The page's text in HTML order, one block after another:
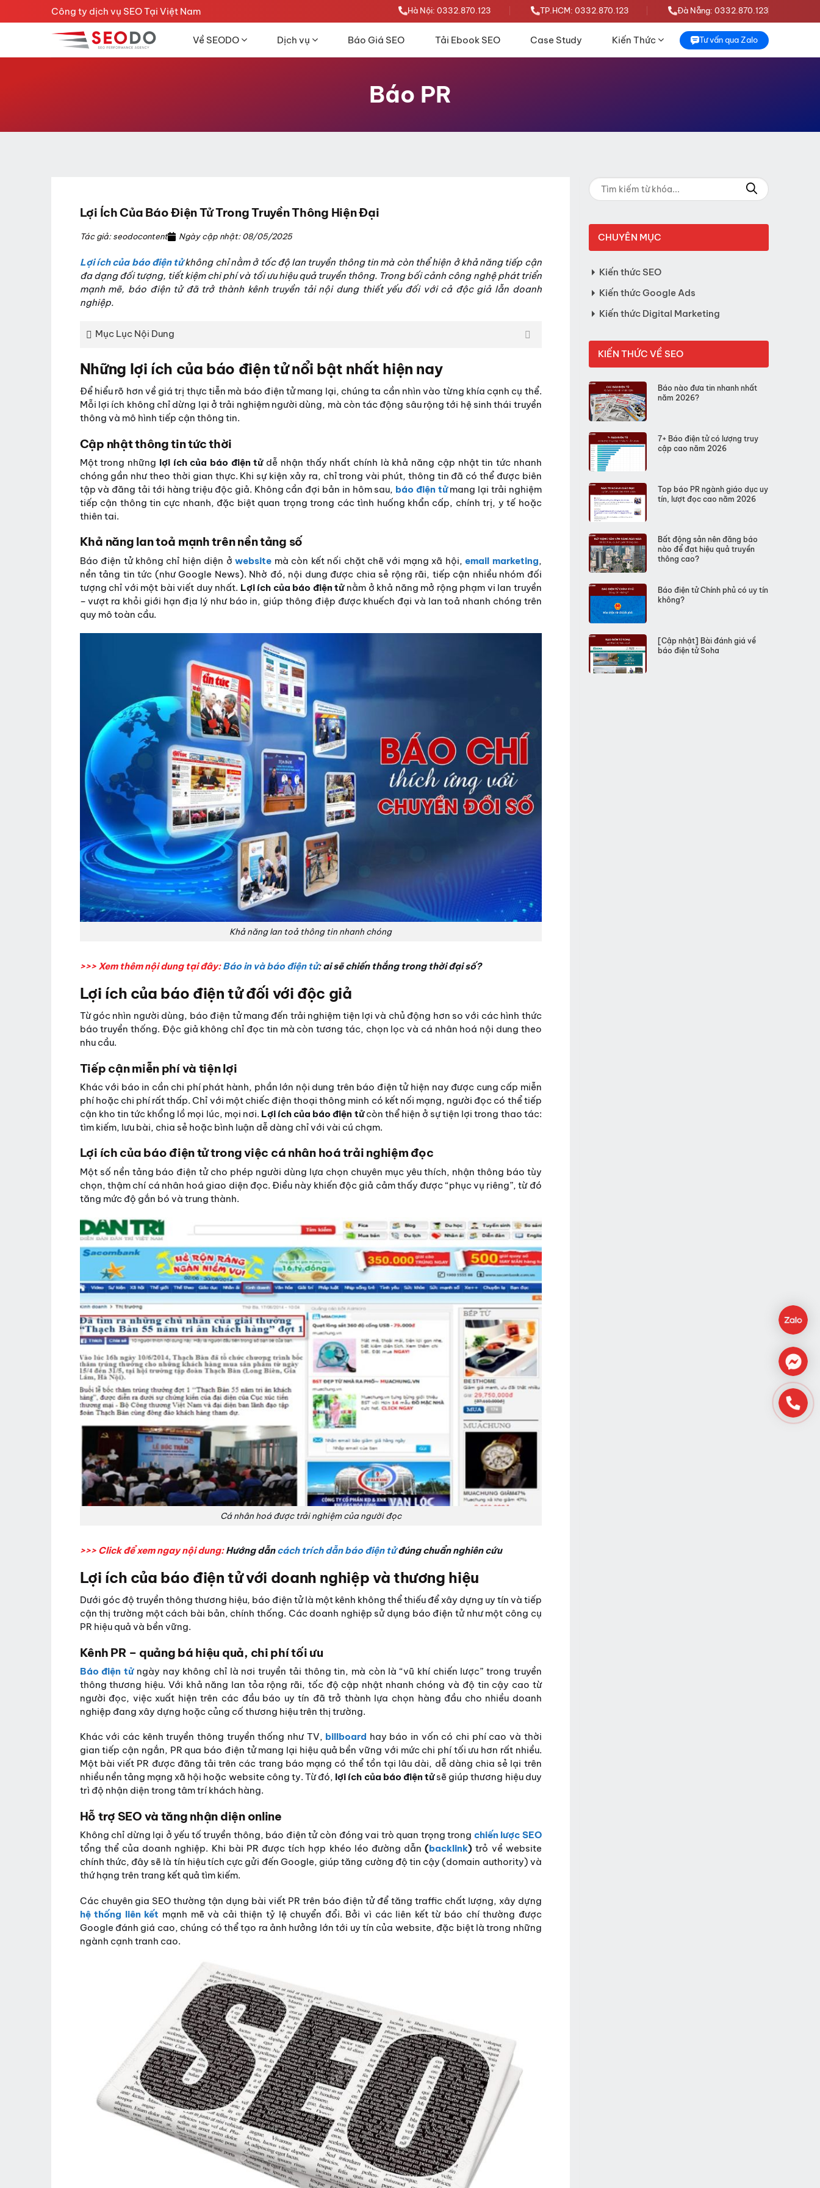
đến
Công ty dịch vụ SEO Tại Việt Nam Hà Nội: 0332.870.123 TP.HCM: 0332.870.123 Đà Nẵng: 0332.870.123
Về SEODO Dịch vụ Báo Giá SEO Tải Ebook SEO Case Study Kiến Thức Tư vấn qua Zalo
Báo PR
Lợi Ích Của Báo Điện Tử Trong Truyền Thông Hiện Đại
Tác giả: seodocontent Ngày cập nhật: 08/05/2025
Lợi ích của báo điện tửkhông chỉ nằm ở tốc độ lan truyền thông tin mà còn thể hiện ở khả năng tiếp cận
đa dạng đối tượng, tiết kiệm chi phí và tối ưu hiệu quả truyền thông. Trong bối cảnh công nghệ phát triển
mạnh mẽ, báo điện tử đã trở thành kênh truyền tải nội dung thiết yếu đối với cả độc giả lẫn doanh
nghiệp.
Mục Lục Nội Dung
Những lợi ích của báo điện tử nổi bật nhất hiện nay
Để hiểu rõ hơn về giá trị thực tiễn mà báo điện tử mang lại, chúng ta cần nhìn vào từng khía cạnh cụ thể.
Mỗi lợi ích không chỉ dừng lại ở trải nghiệm người dùng, mà còn tác động sâu rộng tới hệ sinh thái truyền
thông và mô hình tiếp cận thông tin.
Cập nhật thông tin tức thời
Một trong những lợi ích của báo điện tửdễ nhận thấy nhất chính là khả năng cập nhật tin tức nhanh
chóng gần như theo thời gian thực. Khi sự kiện xảy ra, chỉ trong vài phút, thông tin đã có thể được biên
tập và đăng tải tới hàng triệu độc giả. Không cần đợi bản in hôm sau, báo điện tửmang lại trải nghiệm
tiếp cận thông tin cực nhanh, đặc biệt quan trọng trong các tình huống khẩn cấp, chính trị, y tế hoặc
thiên tai.
Khả năng lan toả mạnh trên nền tảng số
Báo điện tử không chỉ hiện diện ởwebsite mà còn kết nối chặt chẽ với mạng xã hội,email marketing,
nền tảng tin tức (như Google News). Nhờ đó, nội dung được chia sẻ rộng rãi, tiếp cận nhiều nhóm đối
tượng chỉ với một bài viết duy nhất. Lợi ích của báo điện tửnằm ở khả năng mở rộng phạm vi lan truyền
– vượt ra khỏi giới hạn địa lý như báo in, giúp thông điệp được khuếch đại và lan toả nhanh chóng trên
quy mô toàn cầu.
Khả năng lan toả thông tin nhanh chóng
>>> Xem thêm nội dung tại đây: Báo in và báo điện tử: ai sẽ chiến thắng trong thời đại số?
Lợi ích của báo điện tử đối với độc giả
Từ góc nhìn người dùng, báo điện tử mang đến trải nghiệm tiện lợi và chủ động hơn so với các hình thức
báo truyền thống. Độc giả không chỉ đọc tin mà còn tương tác, chọn lọc và cá nhân hoá nội dung theo
nhu cầu.
Tiếp cận miễn phí và tiện lợi
Khác với báo in cần chi phí phát hành, phần lớn nội dung trên báo điện tử hiện nay được cung cấp miễn
phí hoặc chi phí rất thấp. Chỉ với một chiếc điện thoại thông minh có kết nối mạng, người đọc có thể tiếp
cận kho tin tức khổng lồ mọi lúc, mọi nơi. Lợi ích của báo điện tửcòn thể hiện ở sự tiện lợi trong thao tác:
tìm kiếm, lưu bài, chia sẻ hoặc bình luận dễ dàng chỉ với vài cú chạm.
Lợi ích của báo điện tử trong việc cá nhân hoá trải nghiệm đọc
Một số nền tảng báo điện tử cho phép người dùng lựa chọn chuyên mục yêu thích, nhận thông báo tùy
chọn, thậm chí cá nhân hoá giao diện đọc. Điều này khiến độc giả cảm thấy được “phục vụ riêng”, từ đó
tăng mức độ gắn bó và trung thành.
Cá nhân hoá được trải nghiệm của người đọc
>>> Click để xem ngay nội dung:Hướng dẫncách trích dẫn báo điện tửđúng chuẩn nghiên cứu
Lợi ích của báo điện tử với doanh nghiệp và thương hiệu
Dưới góc độ truyền thông thương hiệu, báo điện tử là một kênh không thể thiếu để xây dựng uy tín và tiếp
cận thị trường một cách bài bản, chính thống. Các doanh nghiệp sử dụng báo điện tử như một công cụ
PR hiệu quả và bền vững.
Kênh PR – quảng bá hiệu quả, chi phí tối ưu
Báo điện tử ngày nay không chỉ là nơi truyền tải thông tin, mà còn là “vũ khí chiến lược” trong truyền
thông thương hiệu. Với khả năng lan tỏa rộng rãi, tốc độ cập nhật nhanh chóng và độ tin cậy cao từ
người đọc, việc xuất hiện trên các đầu báo uy tín đã trở thành lựa chọn hàng đầu cho nhiều doanh
nghiệp đang xây dựng hoặc củng cố thương hiệu trên thị trường.
Khác với các kênh truyền thông truyền thống như TV, billboard hay báo in vốn có chi phí cao và thời
gian tiếp cận ngắn, PR qua báo điện tử mang lại hiệu quả bền vững với mức chi phí tối ưu hơn rất nhiều.
Một bài viết PR được đăng tải trên các trang báo mạng có thể tồn tại lâu dài, dễ dàng chia sẻ lại trên
nhiều nền tảng mạng xã hội hoặc website công ty. Từ đó, lợi ích của báo điện tửsẽ giúp thương hiệu duy
trì độ nhận diện trong tâm trí khách hàng.
Hỗ trợ SEO và tăng nhận diện online
Không chỉ dừng lại ở yếu tố truyền thông, báo điện tử còn đóng vai trò quan trọng trong chiến lược SEO
tổng thể của doanh nghiệp. Khi bài PR được tích hợp khéo léo đường dẫn(backlink) trỏ về website
chính thức, đây sẽ là tín hiệu tích cực gửi đến Google, giúp tăng cường độ tin cậy (domain authority) và
thứ hạng trên trang kết quả tìm kiếm.
Các chuyên gia SEO thường tận dụng bài viết PR trên báo điện tử để tăng traffic chất lượng, xây dựng
hệ thống liên kết mạnh mẽ và cải thiện tỷ lệ chuyển đổi. Bởi vì các liên kết từ báo chí thường được
Google đánh giá cao, chúng có thể tạo ra ảnh hưởng lớn tới uy tín của website, đặc biệt là trong những
ngành cạnh tranh cao.
CHUYÊN MỤC
Kiến thức SEO
Kiến thức Google Ads
Kiến thức Digital Marketing
KIẾN THỨC VỀ SEO
Báo nào đưa tin nhanh nhất
năm 2026?
7+ Báo điện tử có lượng truy
cập cao năm 2026
Top báo PR ngành giáo dục uy
tín, lượt đọc cao năm 2026
Bất động sản nên đăng báo
nào để đạt hiệu quả truyền
thông cao?
Báo điện tử Chính phủ có uy tín
không?
[Cập nhật] Bài đánh giá về
báo điện tử Soha